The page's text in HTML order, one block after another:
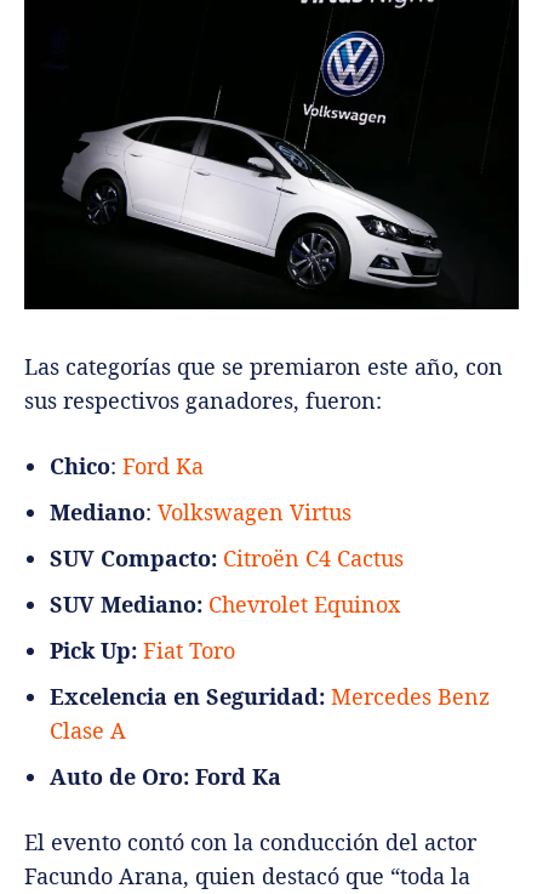
Las categorías que se premiaron este año, con
sus respectivos ganadores, fueron:
Chico: Ford Ka
Mediano: Volkswagen Virtus
SUV Compacto: Citroën C4 Cactus
SUV Mediano: Chevrolet Equinox
Pick Up: Fiat Toro
Excelencia en Seguridad: Mercedes Benz
Clase A
Auto de Oro: Ford Ka
El evento contó con la conducción del actor
Facundo Arana, quien destacó que “toda la